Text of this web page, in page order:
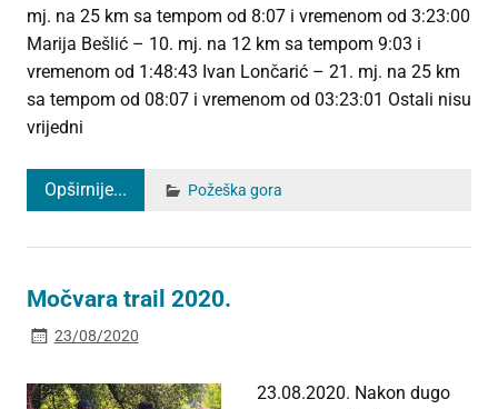
mj. na 25 km sa tempom od 8:07 i vremenom od 3:23:00
Marija Bešlić – 10. mj. na 12 km sa tempom 9:03 i
vremenom od 1:48:43 Ivan Lončarić – 21. mj. na 25 km
sa tempom od 08:07 i vremenom od 03:23:01 Ostali nisu
vrijedni
Opširnije... Požeška gora
Močvara trail 2020.
23/08/2020
23.08.2020. Nakon dugo